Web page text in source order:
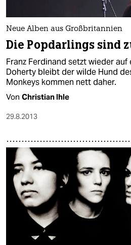
Neue Alben aus Großbritannien
Die Popdarlings sind
Franz Ferdinand setzt wieder
Doherty bleibt der wilde Hund
Monkeys kommen nett daher.
Von Christian Ihle
29.8.2013